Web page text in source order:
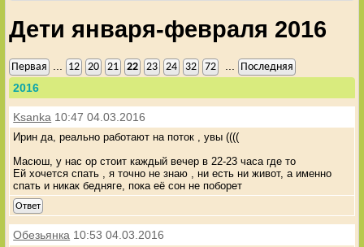
Дети января-февраля 2016
Первая 12 20 21 22 23 24 32 72 Последняя
2016
Ksanka 10:47 04.03.2016
Ирин да, реально работают на поток , увы ((((
Масюш, у нас ор стоит каждый вечер в 22-23 часа где то
Ей хочется спать , я точно не знаю , ни есть ни живот, а именно
спать и никак бедняге, пока её сон не поборет
Ответ
Обезьянка 10:53 04.03.2016